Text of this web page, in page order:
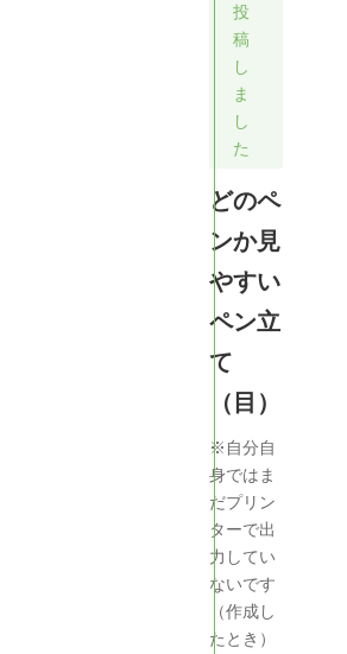
投
稿
し
ま
し
た
どのペ
ンか見
やすい
ペン立
て
（目）
※自分自
身ではま
だプリン
ターで出
力してい
ないです
（作成し
たとき）